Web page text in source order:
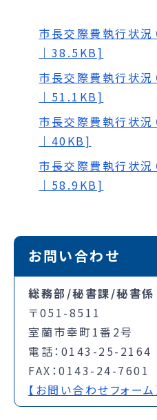
市長交際費執行状況
｜38.5KB]
市長交際費執行状況
｜51.1KB]
市長交際費執行状況
｜40KB]
市長交際費執行状況
｜58.9KB]
お問い合わせ
総務部/秘書課/秘書係
〒051-8511
室蘭市幸町1番2号
電話：0143-25-2164
FAX：0143-24-7601
【お問い合わせフォーム